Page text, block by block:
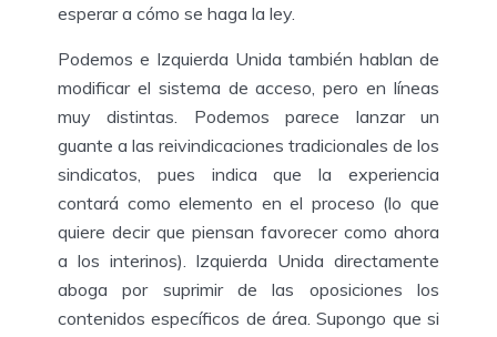
esperar a cómo se haga la ley.
Podemos e Izquierda Unida también hablan de
modificar el sistema de acceso, pero en líneas
muy distintas. Podemos parece lanzar un
guante a las reivindicaciones tradicionales de los
sindicatos, pues indica que la experiencia
contará como elemento en el proceso (lo que
quiere decir que piensan favorecer como ahora
a los interinos). Izquierda Unida directamente
aboga por suprimir de las oposiciones los
contenidos específicos de área. Supongo que si